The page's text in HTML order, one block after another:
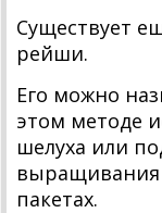
Существует
рейши.
Его можно
этом методе
шелуха или
пакетах.